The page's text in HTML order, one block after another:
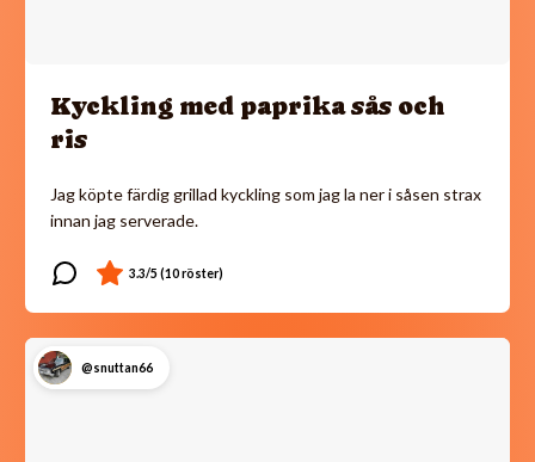
Kyckling med paprika sås och
ris
Jag köpte färdig grillad kyckling som jag la ner i såsen strax
innan jag serverade.
@snuttan66